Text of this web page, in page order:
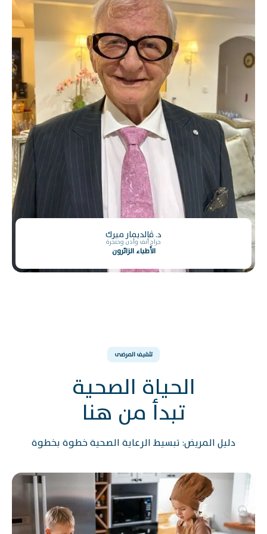
د. ڤالديمار ميرك
جراح أنف وأذن وحنجرة
الأطباء الزائرون
تثقيف المرضى
الحياة الصحية
تبدأ من هنا
دليل المريض: تبسيط الرعاية الصحية خطوة بخطوة